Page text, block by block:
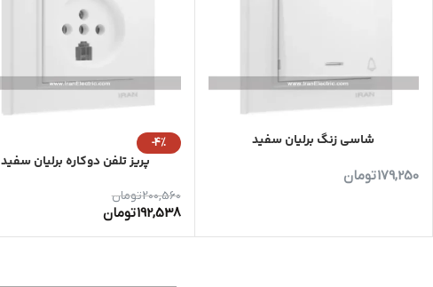
شاسی زنگ برلیان سفید
179,250تومان
-4%
پریز تلفن دوکاره برلیان سفید
200,560تومان
192,538تومان